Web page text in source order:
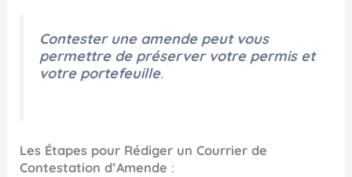
Contester une amende peut vous
permettre de préserver votre permis et
votre portefeuille.
Les Étapes pour Rédiger un Courrier de
Contestation d’Amende :